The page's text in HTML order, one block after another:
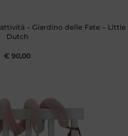
– Giardino delle Fate – Little
Dutch
€ 90,00